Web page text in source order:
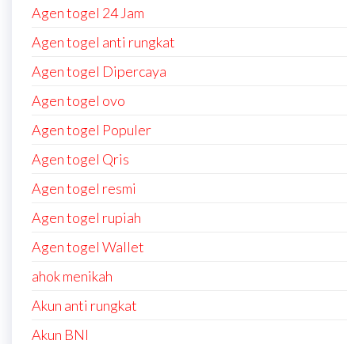
Agen togel 24 Jam
Agen togel anti rungkat
Agen togel Dipercaya
Agen togel ovo
Agen togel Populer
Agen togel Qris
Agen togel resmi
Agen togel rupiah
Agen togel Wallet
ahok menikah
Akun anti rungkat
Akun BNI